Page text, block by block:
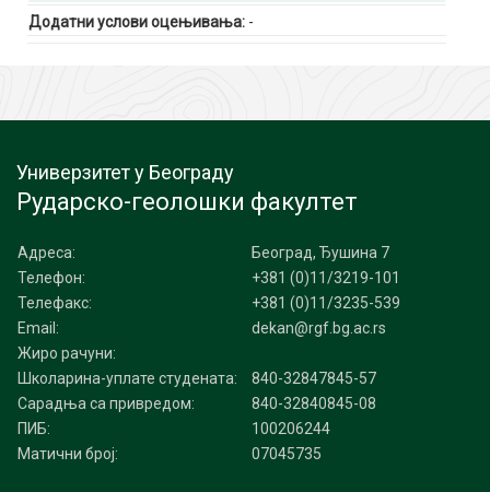
Додатни услови оцењивања: -
Универзитет у Београду
Рударско-геолошки факултет
Адреса:
Београд, Ђушина 7
Телефон:
+381 (0)11/3219-101
Телефакс:
+381 (0)11/3235-539
Email:
dekan@rgf.bg.ac.rs
Жиро рачуни:
Школарина-уплате студената:
840-32847845-57
Сарадња са привредом:
840-32840845-08
ПИБ:
100206244
Матични број:
07045735